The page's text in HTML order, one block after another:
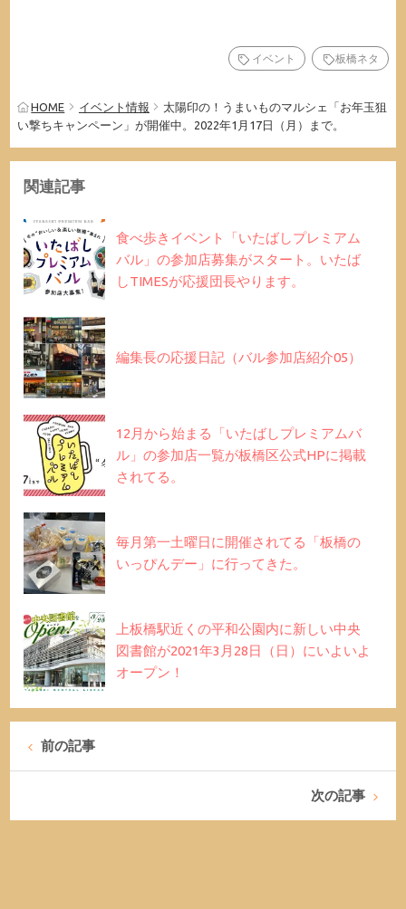
イベント 板橋ネタ
HOME イベント情報
太陽印の！うまいものマルシェ「お年玉狙
い撃ちキャンペーン」が開催中。2022年1月17日（月）まで。
関連記事
食べ歩きイベント「いたばしプレミアム
バル」の参加店募集がスタート。いたば
しTIMESが応援団長やります。
編集長の応援日記（バル参加店紹介05）
12月から始まる「いたばしプレミアムバ
ル」の参加店一覧が板橋区公式HPに掲載
されてる。
毎月第一土曜日に開催されてる「板橋の
いっぴんデー」に行ってきた。
上板橋駅近くの平和公園内に新しい中央
図書館が2021年3月28日（日）にいよいよ
オープン！
前の記事
次の記事